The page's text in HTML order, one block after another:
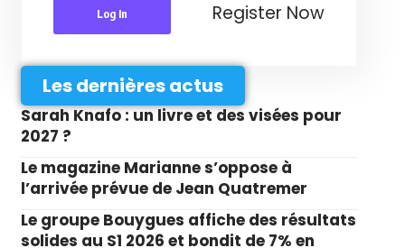
Log In Register Now
Les dernières actus
Sarah Knafo : un livre et des visées pour
2027 ?
Le magazine Marianne s’oppose à
l’arrivée prévue de Jean Quatremer
Le groupe Bouygues affiche des résultats
solides au S1 2026 et bondit de 7% en